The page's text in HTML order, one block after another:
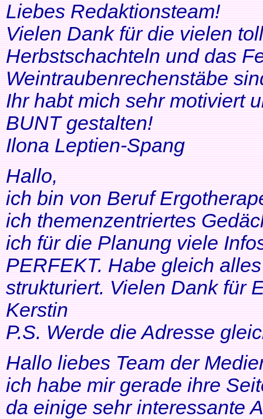
Liebes Redaktionsteam!
Vielen Dank für die vielen
Herbstschachteln und das
Weintraubenrechenstäbe
Ihr habt mich sehr motiviert
BUNT gestalten!
Ilona Leptien-Spang
Hallo,
ich bin von Beruf
ich themenzentriertes
ich für die Planung viele
PERFEKT. Habe gleich
strukturiert. Vielen Dank für
Kerstin
P.S. Werde die Adresse
Hallo liebes Team der
ich habe mir gerade ihre
da einige sehr interessante